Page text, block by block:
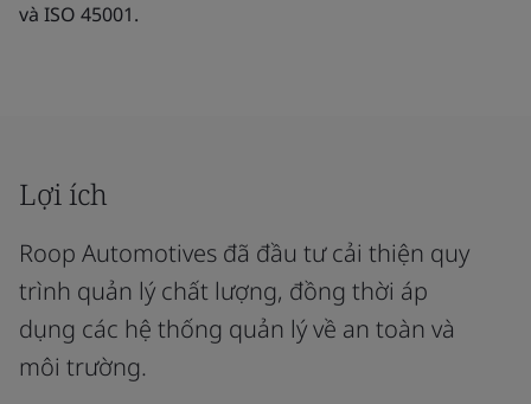
và ISO 45001.
Lợi ích
Roop Automotives đã đầu tư cải thiện quy
trình quản lý chất lượng, đồng thời áp
dụng các hệ thống quản lý về an toàn và
môi trường.